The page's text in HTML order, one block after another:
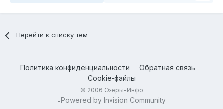
Перейти к списку тем
Политика конфиденциальности
Обратная связь
Cookie-файлы
© 2006 Озёры-Инфо
=Powered by Invision Community